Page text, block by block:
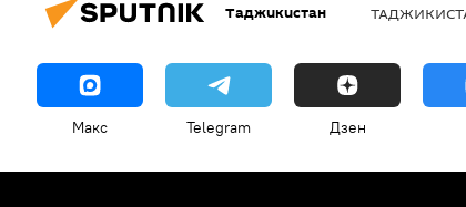
Таджикистан
Макс Telegram Дзен